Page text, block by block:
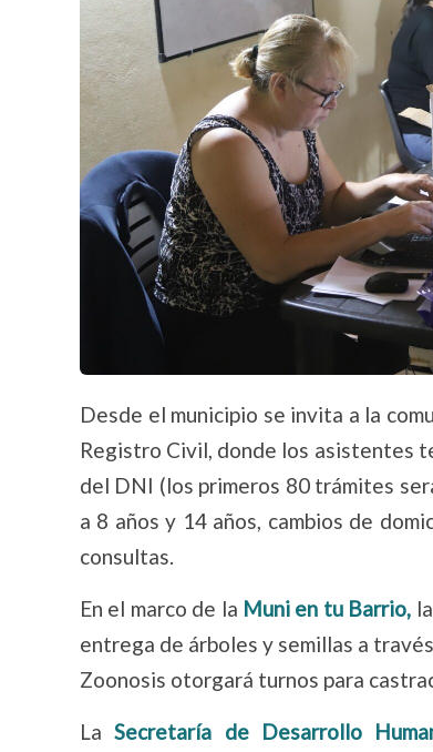
Desde el municipio se invita a la
Registro Civil, donde los asistentes
del DNI (los primeros 80 trámites
a 8 años y 14 años, cambios de
consultas.
En el marco de la Muni en tu Barrio,
entrega de árboles y semillas a
Zoonosis otorgará turnos para
LaSecretaría de Desarrollo